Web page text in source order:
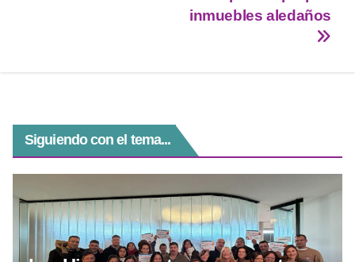
oinmuebles aledaños
Siguiendo con el tema...